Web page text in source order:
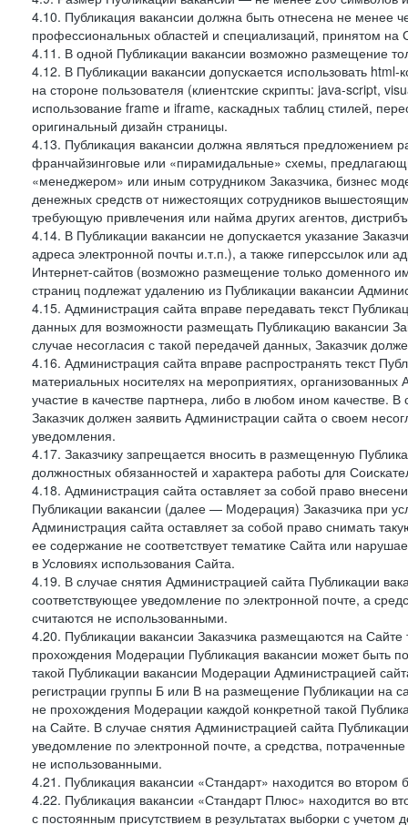
4.10. Публикация вакансии должна быть отнесена не менее
профессиональных областей и специализаций, принятом на
4.11. В одной Публикации вакансии возможно размещение
4.12. В Публикации вакансии допускается использовать
на стороне пользователя (клиентские скрипты: java-script,
использование frame и iframe, каскадных таблиц стилей,
оригинальный дизайн страницы.
4.13. Публикация вакансии должна являться
франчайзинговые или «пирамидальные» схемы,
«менеджером» или иным сотрудником Заказчика, бизнес
денежных средств от нижестоящих сотрудников
требующую привлечения или найма других агентов,
4.14. В Публикации вакансии не допускается указание
адреса электронной почты и.т.п.), а также гиперссылок или
Интернет-сайтов (возможно размещение только доменного
страниц подлежат удалению из Публикации вакансии
4.15. Администрация сайта вправе передавать текст
данных для возможности размещать Публикацию вакансии
случае несогласия с такой передачей данных, Заказчик
4.16. Администрация сайта вправе распространять текст
материальных носителях на мероприятиях,
участие в качестве партнера, либо в любом ином качестве.
Заказчик должен заявить Администрации сайта о своем
уведомления.
4.17. Заказчику запрещается вносить в размещенную
должностных обязанностей и характера работы для
4.18. Администрация сайта оставляет за собой право
Публикации вакансии (далее — Модерация) Заказчика при
Администрация сайта оставляет за собой право снимать
ее содержание не соответствует тематике Сайта или
в Условиях использования Сайта.
4.19. В случае снятия Администрацией сайта Публикации
соответствующее уведомление по электронной почте, а
считаются не использованными.
4.20. Публикации вакансии Заказчика размещаются на
прохождения Модерации Публикация вакансии может быть
такой Публикации вакансии Модерации Администрацией
регистрации группы Б или В на размещение Публикации на
не прохождения Модерации каждой конкретной такой
на Сайте. В случае снятия Администрацией сайта
уведомление по электронной почте, а средства,
не использованными.
4.21. Публикация вакансии «Стандарт» находится во втором
4.22. Публикация вакансии «Стандарт Плюс» находится во
с постоянным присутствием в результатах выборки с